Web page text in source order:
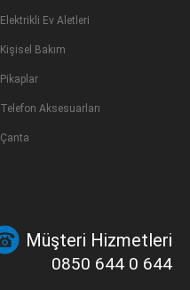
Elektrikli Ev Aletleri
Kişisel Bakım
Pikaplar
Telefon Aksesuarları
Çanta
Müşteri Hizmetleri
0850 644 0 644